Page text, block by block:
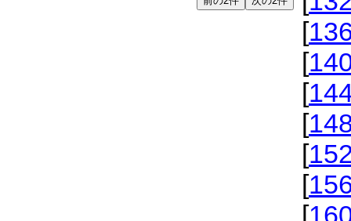
[
[
[
[
[
[
[